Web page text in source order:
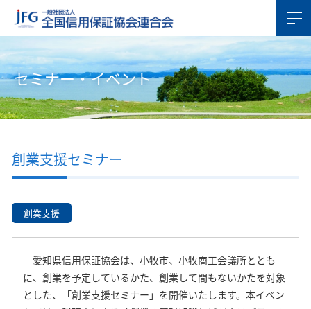
セミナー・イベント
創業支援セミナー
創業支援
愛知県信用保証協会は、小牧市、小牧商工会議所ととも
に、創業を予定しているかた、創業して間もないかたを対象
とした、「創業支援セミナー」を開催いたします。本イベン